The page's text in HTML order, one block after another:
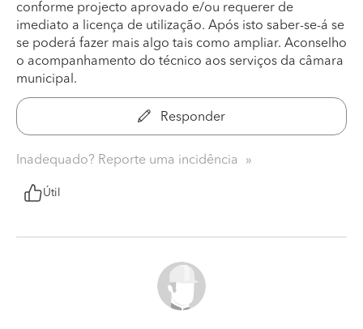
conforme projecto aprovado e/ou requerer de
imediato a licença de utilização. Após isto saber-se-á se
se poderá fazer mais algo tais como ampliar. Aconselho
o acompanhamento do técnico aos serviços da câmara
municipal.
Responder
Inadequado? Reporte uma incidência
Útil